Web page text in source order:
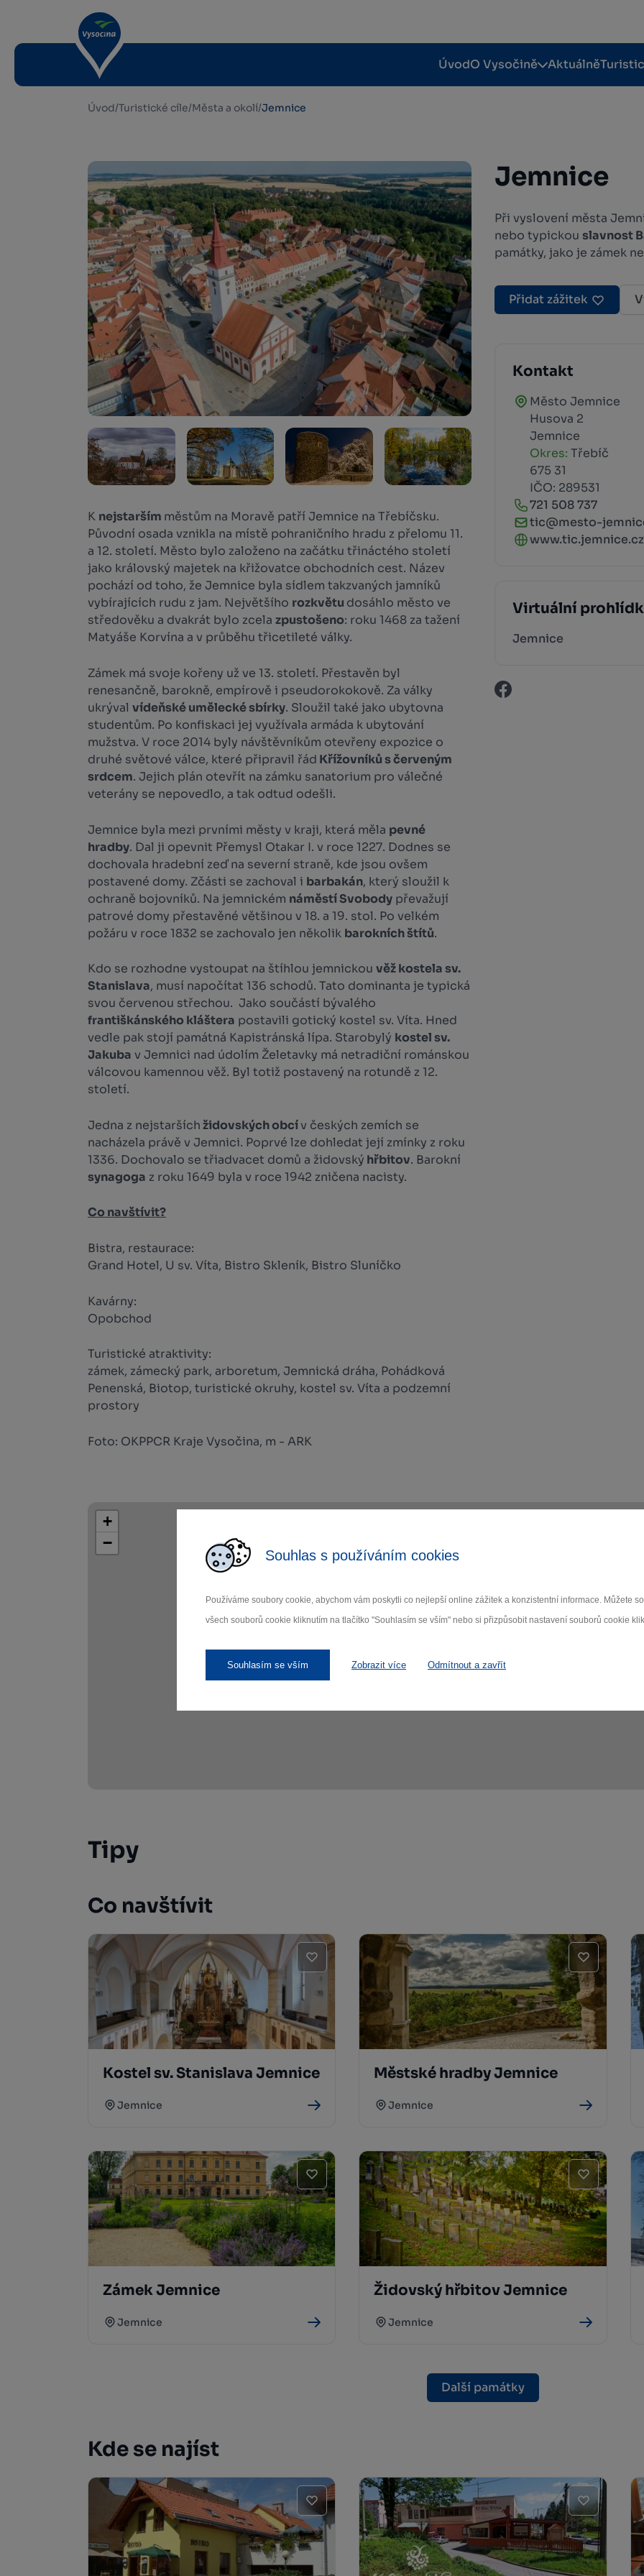
Souhlas s používáním cookies
Používáme soubory cookie, abychom vám poskytli co nejlepší online zážitek a konzistentní informace. Můžete
všech souborů cookie kliknutím na tlačítko "Souhlasím se vším" nebo si přizpůsobit nastavení souborů cookie
Souhlasím se vším Zobrazit více Odmítnout a zavřít
ÚvodO Vysočině Aktuálně
Úvod/Turistické cíle/Města a okolí/Jemnice
Jemnice
Při vyslovení města
nebo typickou slavnost
památky, jako je zámek
Přidat zážitek
Kontakt
Město Jemnice
Husova 2
Jemnice
Okres: Třebíč
675 31
IČO: 289531
721 508 737
tic@mesto-
Virtuální
Jemnice
K nejstarším městům na Moravě patří Jemnice na Třebíčsku.
Původní osada vznikla na místě pohraničního hradu z přelomu 11.
a 12. století. Město bylo založeno na začátku třináctého století
jako královský majetek na křižovatce obchodních cest. Název
pochází od toho, že Jemnice byla sídlem takzvaných jamníků
vybírajících rudu z jam. Největšího rozkvětu dosáhlo město ve
středověku a dvakrát bylo zcela zpustošeno: roku 1468 za tažení
Matyáše Korvína a v průběhu třicetileté války.
Zámek má svoje kořeny už ve 13. století. Přestavěn byl
renesančně, barokně, empírově i pseudorokokově. Za války
ukrýval vídeňské umělecké sbírky. Sloužil také jako ubytovna
studentům. Po konfiskaci jej využívala armáda k ubytování
mužstva. V roce 2014 byly návštěvníkům otevřeny expozice o
druhé světové válce, které připravil řád Křížovníků s červeným
srdcem. Jejich plán otevřít na zámku sanatorium pro válečné
veterány se nepovedlo, a tak odtud odešli.
Jemnice byla mezi prvními městy v kraji, která měla pevné
hradby. Dal ji opevnit Přemysl Otakar I. v roce 1227. Dodnes se
dochovala hradební zeď na severní straně, kde jsou ovšem
postavené domy. Zčásti se zachoval i barbakán, který sloužil k
ochraně bojovníků. Na jemnickém náměstí Svobody převažují
patrové domy přestavěné většinou v 18. a 19. stol. Po velkém
požáru v roce 1832 se zachovalo jen několik barokních štítů.
Kdo se rozhodne vystoupat na štíhlou jemnickou věž kostela sv.
Stanislava, musí napočítat 136 schodů. Tato dominanta je typická
svou červenou střechou. Jako součástí bývalého
františkánského kláštera postavili gotický kostel sv. Víta. Hned
vedle pak stojí památná Kapistránská lípa. Starobylý kostel sv.
Jakuba v Jemnici nad údolím Želetavky má netradiční románskou
válcovou kamennou věž. Byl totiž postavený na rotundě z 12.
století.
Jedna z nejstaršíchžidovských obcív českých zemích se
nacházela právě v Jemnici. Poprvé lze dohledat její zmínky z roku
1336. Dochovalo se třiadvacet domů a židovský hřbitov. Barokní
synagoga z roku 1649 byla v roce 1942 zničena nacisty.
Co navštívit?
Bistra, restaurace:
Grand Hotel, U sv. Víta, Bistro Skleník, Bistro Sluníčko
Kavárny:
Opobchod
Turistické atraktivity:
zámek, zámecký park, arboretum, Jemnická dráha, Pohádková
Penenská, Biotop, turistické okruhy, kostel sv. Víta a podzemní
prostory
Foto: OKPPCR Kraje Vysočina, m - ARK
+
−
Tipy
Co navštívit
Kostel sv. Stanislava Jemnice
Jemnice
Městské hradby Jemnice
Jemnice
Zámek Jemnice
Jemnice
Židovský hřbitov Jemnice
Jemnice
Další památky
Kde se najíst